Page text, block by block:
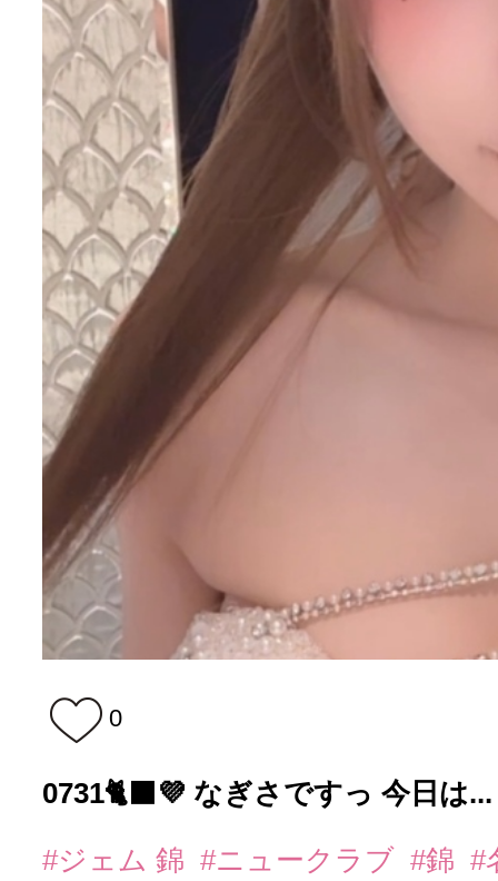
0
0731🐈‍⬛💜 なぎさですっ 今日は...
#ジェム 錦 #ニュークラブ #錦 #